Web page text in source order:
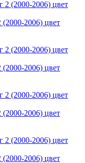
2006) цвет
2006) цвет
2006) цвет
2006) цвет